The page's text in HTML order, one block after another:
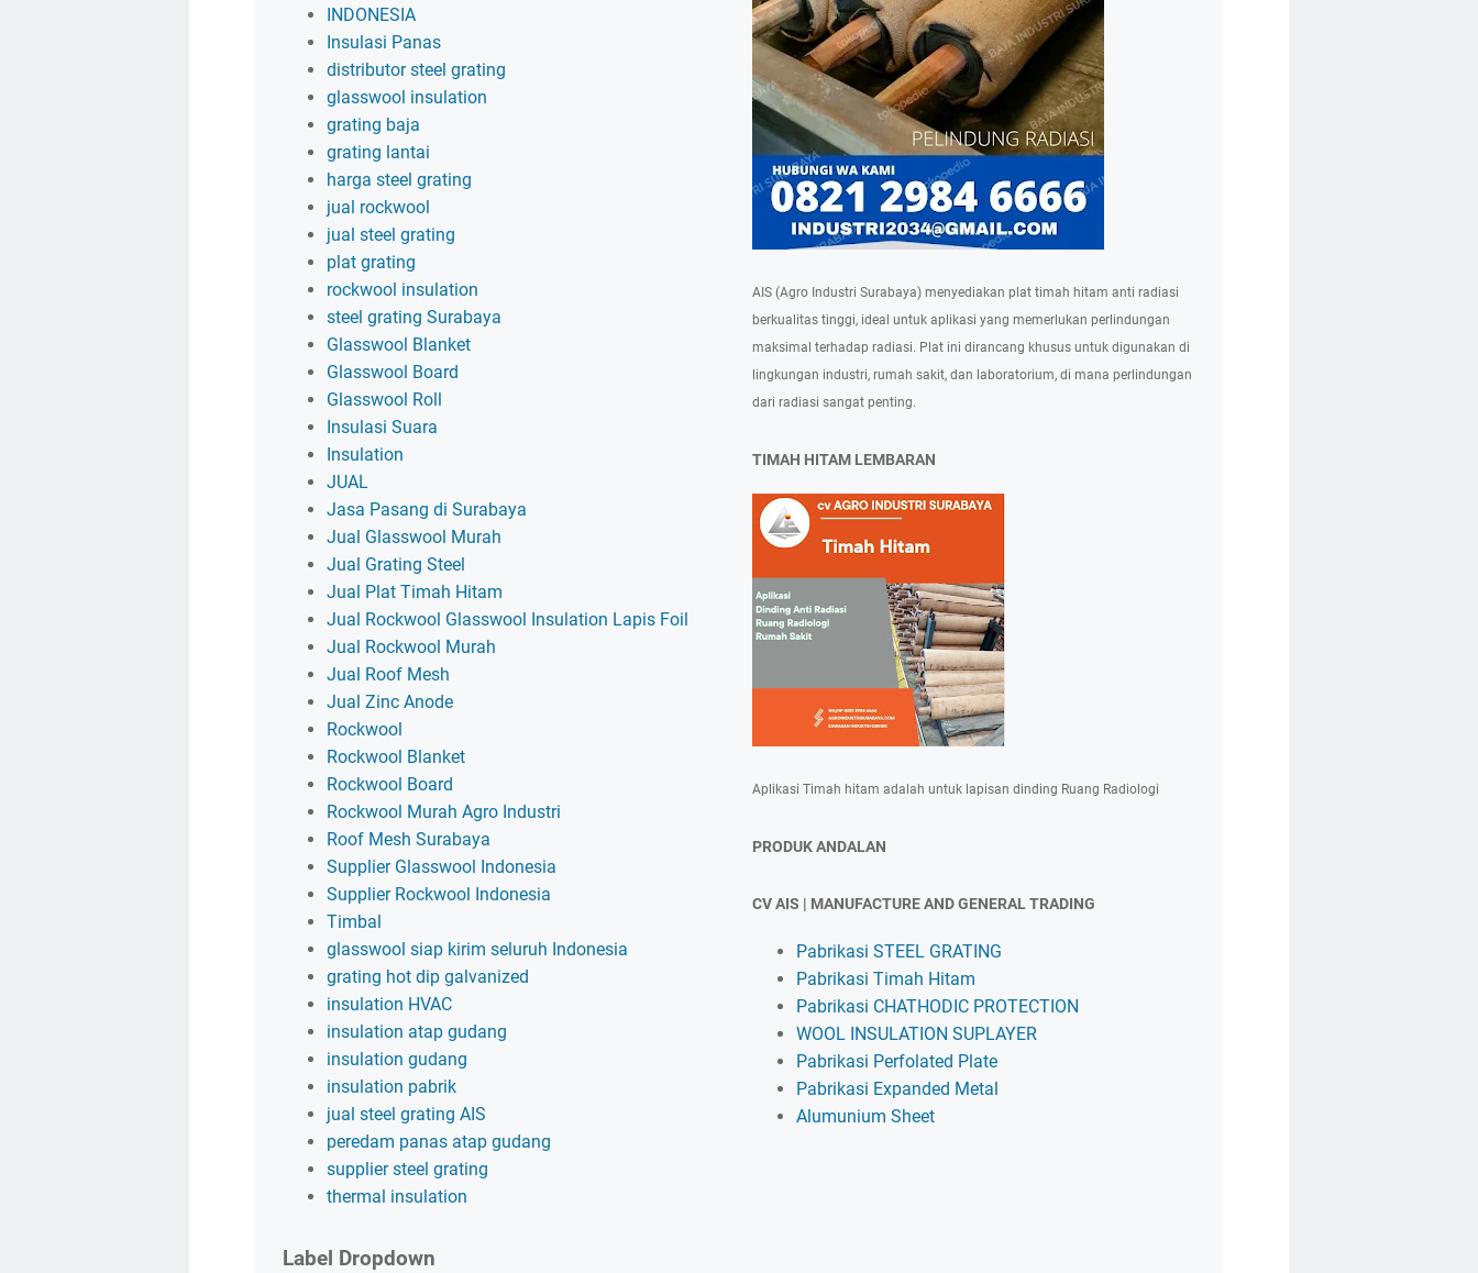
INDONESIA
Insulasi Panas
distributor steel grating
glasswool insulation
grating baja
grating lantai
harga steel grating
jual rockwool
jual steel grating
plat grating
rockwool insulation
steel grating Surabaya
Glasswool Blanket
Glasswool Board
Glasswool Roll
Insulasi Suara
Insulation
JUAL
Jasa Pasang di Surabaya
Jual Glasswool Murah
Jual Grating Steel
Jual Plat Timah Hitam
Jual Rockwool Glasswool Insulation Lapis Foil
Jual Rockwool Murah
Jual Roof Mesh
Jual Zinc Anode
Rockwool
Rockwool Blanket
Rockwool Board
Rockwool Murah Agro Industri
Roof Mesh Surabaya
Supplier Glasswool Indonesia
Supplier Rockwool Indonesia
Timbal
glasswool siap kirim seluruh Indonesia
grating hot dip galvanized
insulation HVAC
insulation atap gudang
insulation gudang
insulation pabrik
jual steel grating AIS
peredam panas atap gudang
supplier steel grating
thermal insulation
Label Dropdown
AIS (Agro Industri Surabaya) menyediakan plat timah hitam anti radiasi
berkualitas tinggi, ideal untuk aplikasi yang memerlukan perlindungan
maksimal terhadap radiasi. Plat ini dirancang khusus untuk digunakan di
lingkungan industri, rumah sakit, dan laboratorium, di mana perlindungan
dari radiasi sangat penting.
TIMAH HITAM LEMBARAN
Aplikasi Timah hitam adalah untuk lapisan dinding Ruang Radiologi
PRODUK ANDALAN
CV AIS | MANUFACTURE AND GENERAL TRADING
Pabrikasi STEEL GRATING
Pabrikasi Timah Hitam
Pabrikasi CHATHODIC PROTECTION
WOOL INSULATION SUPLAYER
Pabrikasi Perfolated Plate
Pabrikasi Expanded Metal
Alumunium Sheet